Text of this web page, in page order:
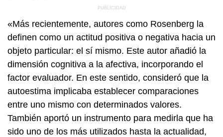
«Más recientemente, autores como Rosenberg la
definen como un actitud positiva o negativa hacia un
objeto particular: el sí mismo. Este autor añadió la
dimensión cognitiva a la afectiva, incorporando el
factor evaluador. En este sentido, consideró que la
autoestima implicaba establecer comparaciones
entre uno mismo con determinados valores.
También aportó un instrumento para medirla que ha
sido uno de los más utilizados hasta la actualidad,